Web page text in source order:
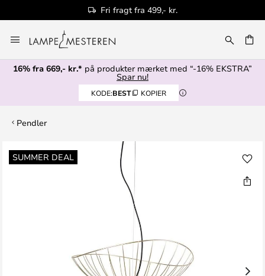
Fri fragt fra 499,- kr.
to
Content
16% fra 669,- kr.* på produkter mærket med “-16% EKSTRA”
Spar nu!
KODE:BEST KOPIER
Pendler
SUMMER DEAL
Gå
til